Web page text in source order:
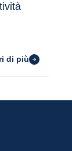
di più